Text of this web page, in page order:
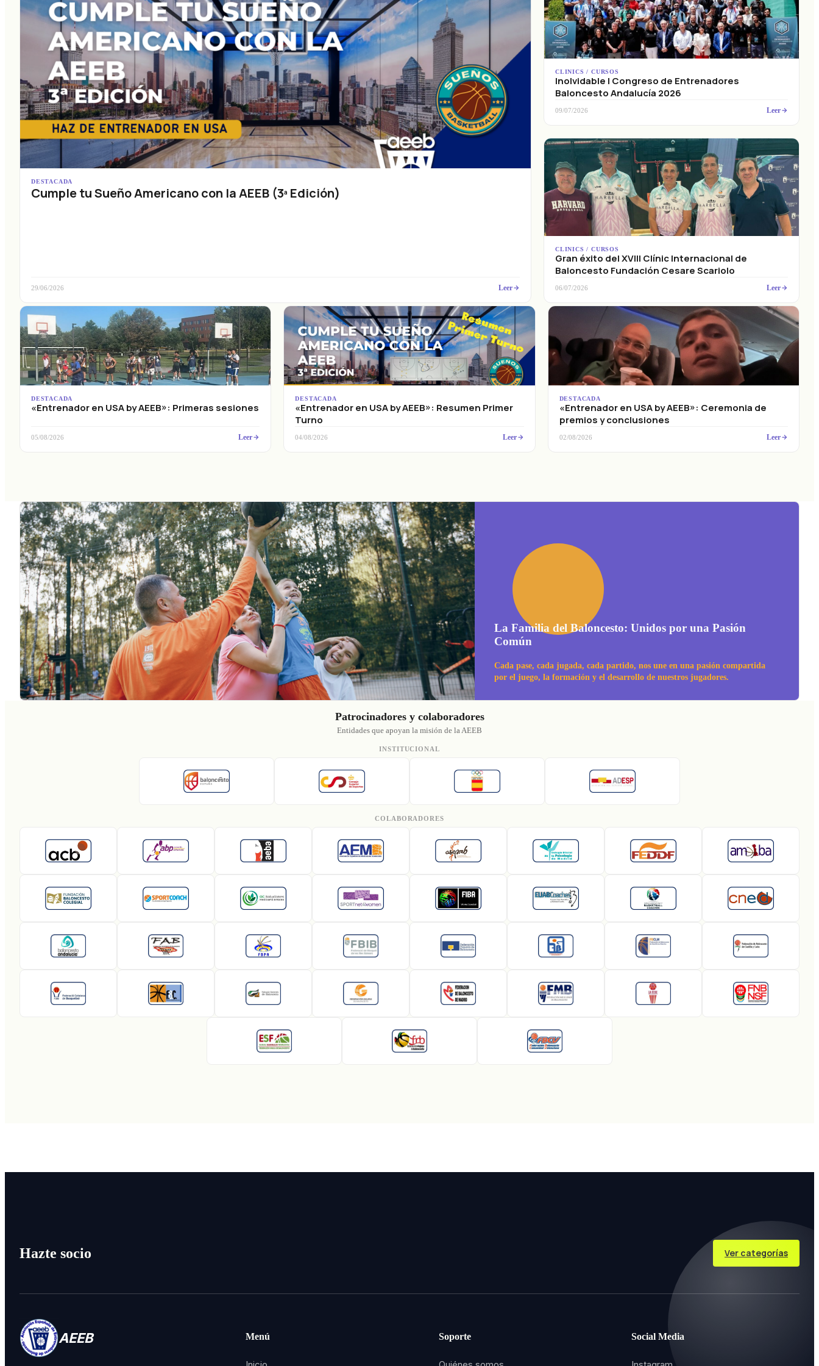
DESTACADA
Cumple tu Sueño Americano con la AEEB (3ª Edición)
29/06/2026 Leer
CLINICS / CURSOS
Inolvidable I Congreso de Entrenadores
Baloncesto Andalucía 2026
09/07/2026 Leer
CLINICS / CURSOS
Gran éxito del XVIII Clínic Internacional de
Baloncesto Fundación Cesare Scariolo
06/07/2026 Leer
DESTACADA
«Entrenador en USA by AEEB»: Primeras sesiones
05/08/2026 Leer
DESTACADA
«Entrenador en USA by AEEB»: Resumen Primer
Turno
04/08/2026 Leer
DESTACADA
«Entrenador en USA by AEEB»: Ceremonia de
premios y conclusiones
02/08/2026 Leer
La Familia del Baloncesto: Unidos por una Pasión
Común
Cada pase, cada jugada, cada partido, nos une en una pasión compartida
por el juego, la formación y el desarrollo de nuestros jugadores.
Patrocinadores y colaboradores
Entidades que apoyan la misión de la AEEB
INSTITUCIONAL
COLABORADORES
Hazte socio Ver categorías
AEEB Menú Soporte Social Media